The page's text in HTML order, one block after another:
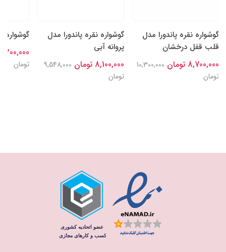
گوشواره نقره پاندورا مدل
قلب قفل درخشان
8,700,000 تومان
10,300,000
تومان
گوشواره نقره پاندورا مدل
پروانه آبی
8,100,000 تومان
9,548,000
تومان
گوشواره
8,300,000
تومان